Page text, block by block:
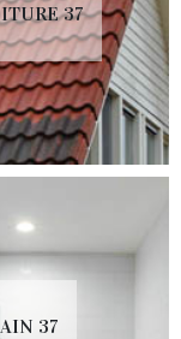
37
37